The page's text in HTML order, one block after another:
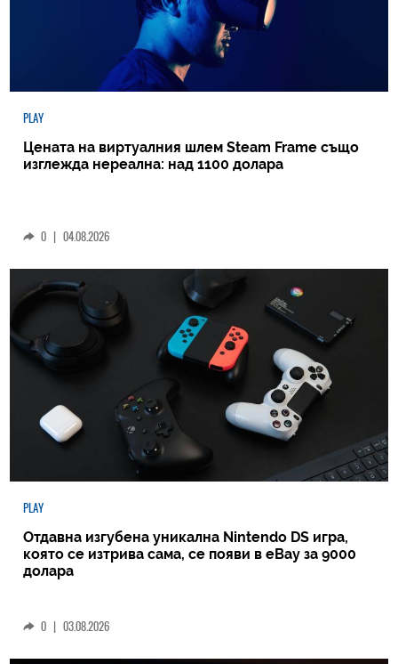
PLAY
Цената на виртуалния шлем Steam Frame също
изглежда нереална: над 1100 долара
0 | 04.08.2026
PLAY
Отдавна изгубена уникална Nintendo DS игра,
която се изтрива сама, се появи в eBay за 9000
долара
0 | 03.08.2026